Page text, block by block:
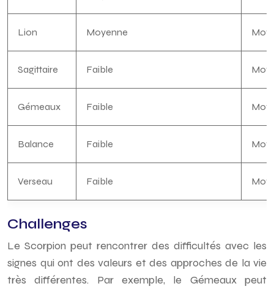
Lion Moyenne
Sagittaire Faible
Gémeaux Faible
Balance Faible
Verseau Faible
Challenges
Le Scorpion peut rencontrer des difficultés avec les
signes qui ont des valeurs et des approches de la vie
très différentes. Par exemple, le Gémeaux peut